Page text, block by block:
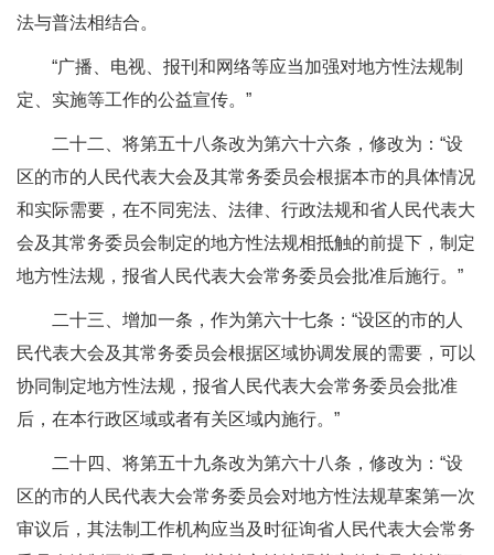
法与普法相结合。
“广播、电视、报刊和网络等应当加强对地方性法规制
定、实施等工作的公益宣传。”
二十二、将第五十八条改为第六十六条，修改为：“设
区的市的人民代表大会及其常务委员会根据本市的具体情况
和实际需要，在不同宪法、法律、行政法规和省人民代表大
会及其常务委员会制定的地方性法规相抵触的前提下，制定
地方性法规，报省人民代表大会常务委员会批准后施行。”
二十三、增加一条，作为第六十七条：“设区的市的人
民代表大会及其常务委员会根据区域协调发展的需要，可以
协同制定地方性法规，报省人民代表大会常务委员会批准
后，在本行政区域或者有关区域内施行。”
二十四、将第五十九条改为第六十八条，修改为：“设
区的市的人民代表大会常务委员会对地方性法规草案第一次
审议后，其法制工作机构应当及时征询省人民代表大会常务